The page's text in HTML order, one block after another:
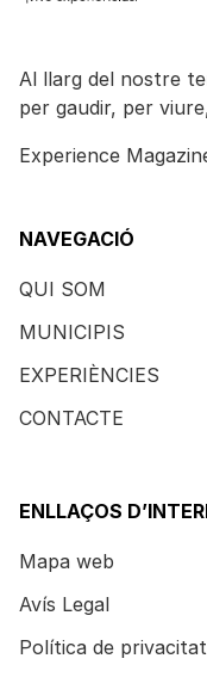
Al llarg del nostre
per gaudir, per
Experience
NAVEGACIÓ
QUI SOM
MUNICIPIS
EXPERIÈNCIES
CONTACTE
ENLLAÇOS
Mapa web
Avís Legal
Política de privacitat